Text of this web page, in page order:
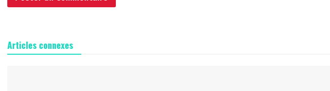
Articles connexes